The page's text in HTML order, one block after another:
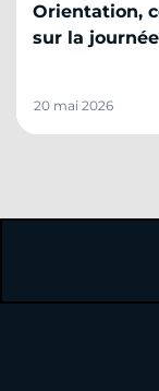
Orientation,
sur la
20 mai 2026